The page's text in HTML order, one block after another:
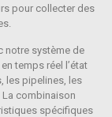
pour collecter des
notre système de
temps réel l’état
les pipelines, les
La combinaison
spécifiques